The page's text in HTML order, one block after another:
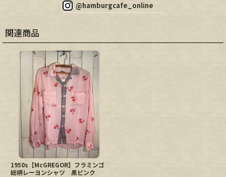
@hamburgcafe_online
関連商品
1950s【McGREGOR】フラミンゴ
総柄レーヨンシャツ 黒ピンク